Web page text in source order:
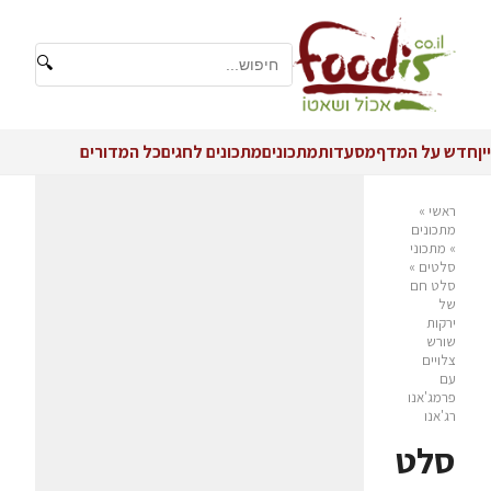
🔍
ייןחדש על המדףמסעדותמתכוניםמתכונים לחגיםכל המדורים
ראשי »
מתכונים
» מתכוני
סלטים »
סלט חם
של
ירקות
שורש
צלויים
עם
פרמג'אנו
רג'אנו
סלט